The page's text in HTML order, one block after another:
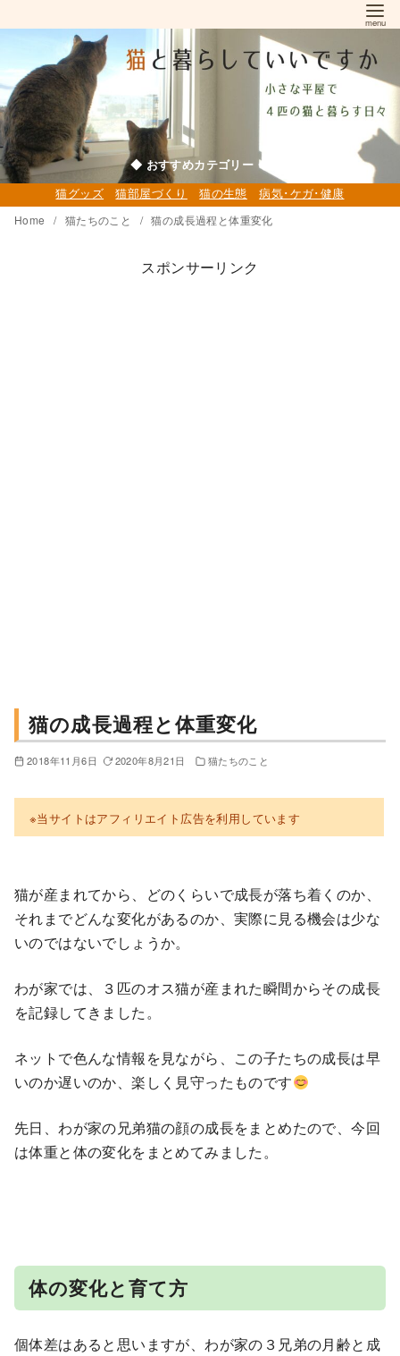
ン
ン
ツ
へ
移
動
◆ おすすめカテゴリー ◆
猫グッズ 猫部屋づくり 猫の生態 病気･ケガ･健康
Home 猫たちのこと 猫の成長過程と体重変化
スポンサーリンク
猫の成長過程と体重変化
2018年11月6日 2020年8月21日 猫たちのこと
※当サイトはアフィリエイト広告を利用しています
猫が産まれてから、どのくらいで成長が落ち着くのか、
それまでどんな変化があるのか、実際に見る機会は少な
いのではないでしょうか。
わが家では、３匹のオス猫が産まれた瞬間からその成長
を記録してきました。
ネットで色んな情報を見ながら、この子たちの成長は早
いのか遅いのか、楽しく見守ったものです
先日、わが家の兄弟猫の顔の成長をまとめたので、今回
は体重と体の変化をまとめてみました。
体の変化と育て方
個体差はあると思いますが、わが家の３兄弟の月齢と成